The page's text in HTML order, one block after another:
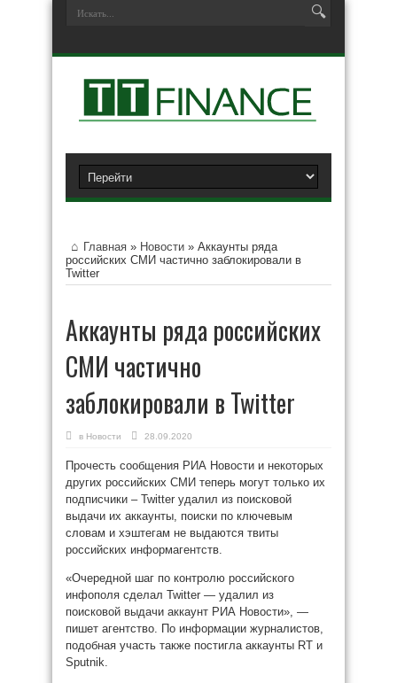
Главная » Новости » Аккаунты ряда
российских СМИ частично заблокировали в
Twitter
Аккаунты ряда российских
СМИ частично
заблокировали в Twitter
в Новости 28.09.2020
Прочесть сообщения РИА Новости и некоторых
других российских СМИ теперь могут только их
подписчики – Twitter удалил из поисковой
выдачи их аккаунты, поиски по ключевым
словам и хэштегам не выдаются твиты
российских информагентств.
«Очередной шаг по контролю российского
инфополя сделал Twitter — удалил из
поисковой выдачи аккаунт РИА Новости», —
пишет агентство. По информации журналистов,
подобная участь также постигла аккаунты RT и
Sputnik.